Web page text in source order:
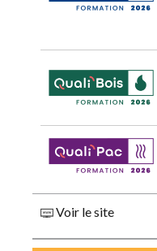
Voir le site